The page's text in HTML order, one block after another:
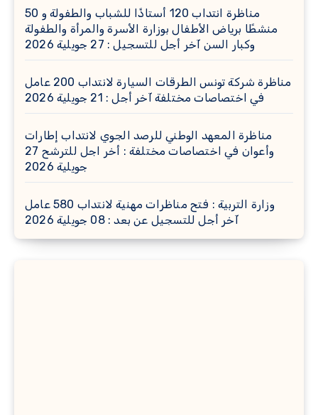
مناظرة انتداب 120 أستاذًا للشباب والطفولة و 50
منشطًا برياض الأطفال بوزارة الأسرة والمرأة والطفولة
وكبار السن آخر أجل للتسجيل : 27 جويلية 2026
مناظرة شركة تونس الطرقات السيارة لانتداب 200 عامل
في اختصاصات مختلفة آخر أجل : 21 جويلية 2026
مناظرة المعهد الوطني للرصد الجوي لانتداب إطارات
وأعوان في اختصاصات مختلفة : أخر اجل للترشح 27
جويلية 2026
وزارة التربية : فتح مناظرات مهنية لانتداب 580 عامل
آخر أجل للتسجيل عن بعد : 08 جويلية 2026